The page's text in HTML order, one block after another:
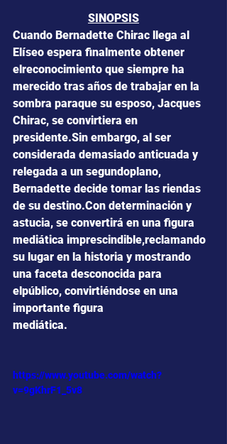
SINOPSIS
Cuando Bernadette Chirac llega al
Elíseo espera finalmente obtener
elreconocimiento que siempre ha
merecido tras años de trabajar en la
sombra paraque su esposo, Jacques
Chirac, se convirtiera en
presidente.Sin embargo, al ser
considerada demasiado anticuada y
relegada a un segundoplano,
Bernadette decide tomar las riendas
de su destino.Con determinación y
astucia, se convertirá en una figura
mediática imprescindible,reclamando
su lugar en la historia y mostrando
una faceta desconocida para
elpúblico, convirtiéndose en una
importante figura
mediática.
https://www.youtube.com/watch?
v=9gKhrF1_5v8